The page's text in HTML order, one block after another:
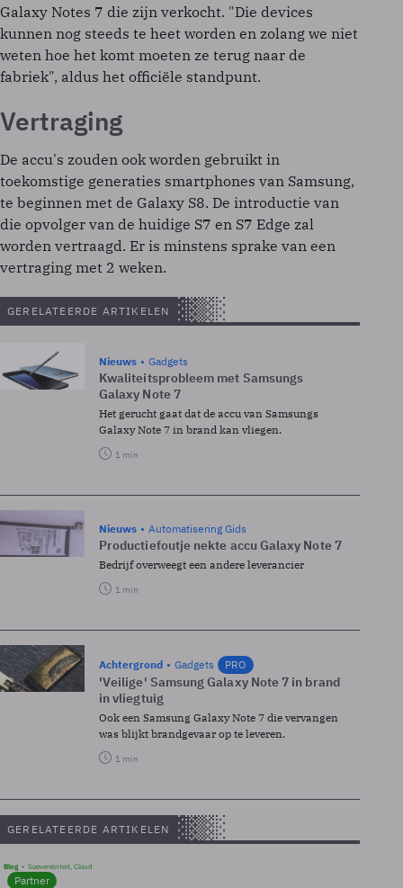
Galaxy Notes 7 die zijn verkocht. "Die devices
kunnen nog steeds te heet worden en zolang we niet
weten hoe het komt moeten ze terug naar de
fabriek", aldus het officiële standpunt.
Vertraging
De accu's zouden ook worden gebruikt in
toekomstige generaties smartphones van Samsung,
te beginnen met de Galaxy S8. De introductie van
die opvolger van de huidige S7 en S7 Edge zal
worden vertraagd. Er is minstens sprake van een
vertraging met 2 weken.
GERELATEERDE ARTIKELEN
Nieuws Gadgets
Kwaliteitsprobleem met Samsungs
Galaxy Note 7
Het gerucht gaat dat de accu van Samsungs
Galaxy Note 7 in brand kan vliegen.
1 min
Nieuws Automatisering Gids
Productiefoutje nekte accu Galaxy Note 7
Bedrijf overweegt een andere leverancier
1 min
Achtergrond Gadgets PRO
'Veilige' Samsung Galaxy Note 7 in brand
in vliegtuig
Ook een Samsung Galaxy Note 7 die vervangen
was blijkt brandgevaar op te leveren.
1 min
GERELATEERDE ARTIKELEN
Blog Soevereinteit, Cloud
Partner